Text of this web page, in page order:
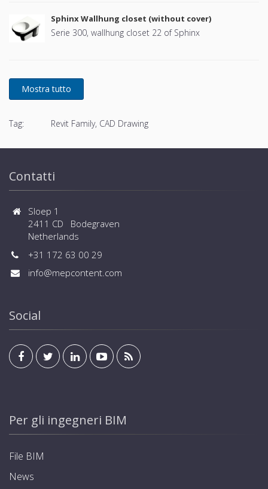
Sphinx Wallhung closet (without cover)
Serie 300, wallhung closet 22 of Sphinx
Tag: Revit Family, CAD Drawing
Contatti
Sloep 1
2411 CD Bodegraven
Netherlands
+31 172 63 00 29
info@mepcontent.com
Social
Per gli ingegneri BIM
File BIM
News